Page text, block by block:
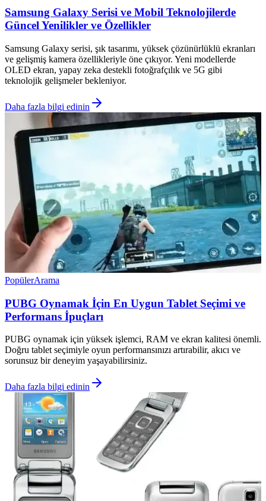
Samsung Galaxy Serisi ve Mobil Teknolojilerde
Güncel Yenilikler ve Özellikler
Samsung Galaxy serisi, şık tasarımı, yüksek çözünürlüklü ekranları
ve gelişmiş kamera özellikleriyle öne çıkıyor. Yeni modellerde
OLED ekran, yapay zeka destekli fotoğrafçılık ve 5G gibi
teknolojik gelişmeler bekleniyor.
Daha fazla bilgi edinin
PopülerArama
PUBG Oynamak İçin En Uygun Tablet Seçimi ve
Performans İpuçları
PUBG oynamak için yüksek işlemci, RAM ve ekran kalitesi önemli.
Doğru tablet seçimiyle oyun performansınızı artırabilir, akıcı ve
sorunsuz bir deneyim yaşayabilirsiniz.
Daha fazla bilgi edinin